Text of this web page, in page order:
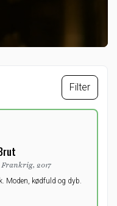
Filter
2017
Moden, kødfuld og dyb.